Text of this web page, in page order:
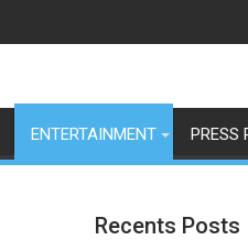
छात्रों के समर्थन में उतरीं एक्ट्रेस खुशी
ENTERTAINMENT PRESS
Recents Posts